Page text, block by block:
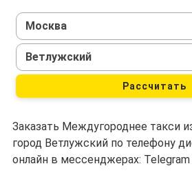
Москва
Ветлужский
Рассчитать
Заказать Междугороднее такси
город Ветлужский по телефону
онлайн в мессенджерах: Telegram